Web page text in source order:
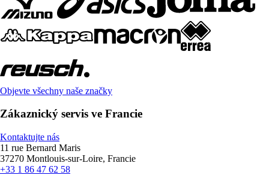
Objevte všechny naše značky
Zákaznický servis ve Francie
Kontaktujte nás
11 rue Bernard Maris
37270 Montlouis-sur-Loire, Francie
+33 1 86 47 62 58